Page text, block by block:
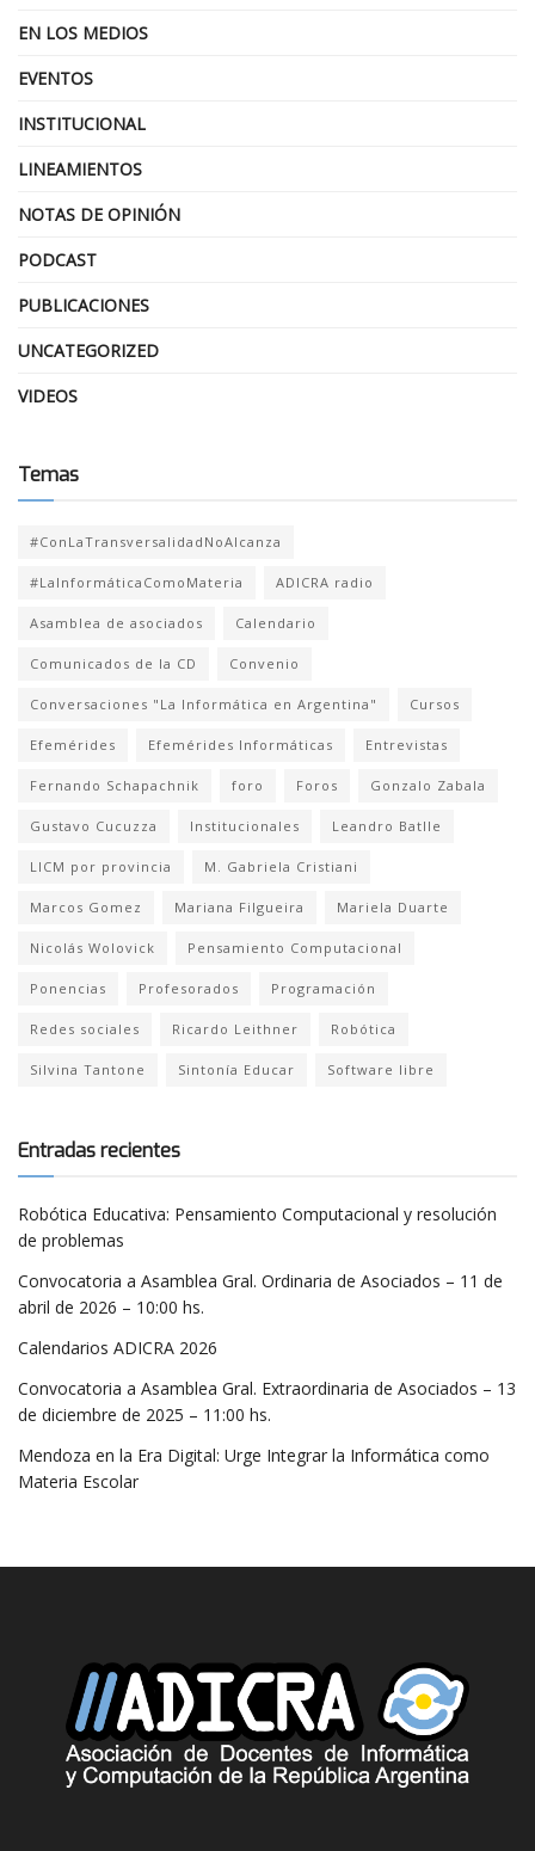
EN LOS MEDIOS
EVENTOS
INSTITUCIONAL
LINEAMIENTOS
NOTAS DE OPINIÓN
PODCAST
PUBLICACIONES
UNCATEGORIZED
VIDEOS
Temas
#ConLaTransversalidadNoAlcanza
#LaInformáticaComoMateria ADICRA radio
Asamblea de asociados Calendario
Comunicados de la CD Convenio
Conversaciones "La Informática en Argentina" Cursos
Efemérides Efemérides Informáticas Entrevistas
Fernando Schapachnik foro Foros Gonzalo Zabala
Gustavo Cucuzza Institucionales Leandro Batlle
LICM por provincia M. Gabriela Cristiani
Marcos Gomez Mariana Filgueira Mariela Duarte
Nicolás Wolovick Pensamiento Computacional
Ponencias Profesorados Programación
Redes sociales Ricardo Leithner Robótica
Silvina Tantone Sintonía Educar Software libre
Entradas recientes
Robótica Educativa: Pensamiento Computacional y resolución
de problemas
Convocatoria a Asamblea Gral. Ordinaria de Asociados – 11 de
abril de 2026 – 10:00 hs.
Calendarios ADICRA 2026
Convocatoria a Asamblea Gral. Extraordinaria de Asociados – 13
de diciembre de 2025 – 11:00 hs.
Mendoza en la Era Digital: Urge Integrar la Informática como
Materia Escolar